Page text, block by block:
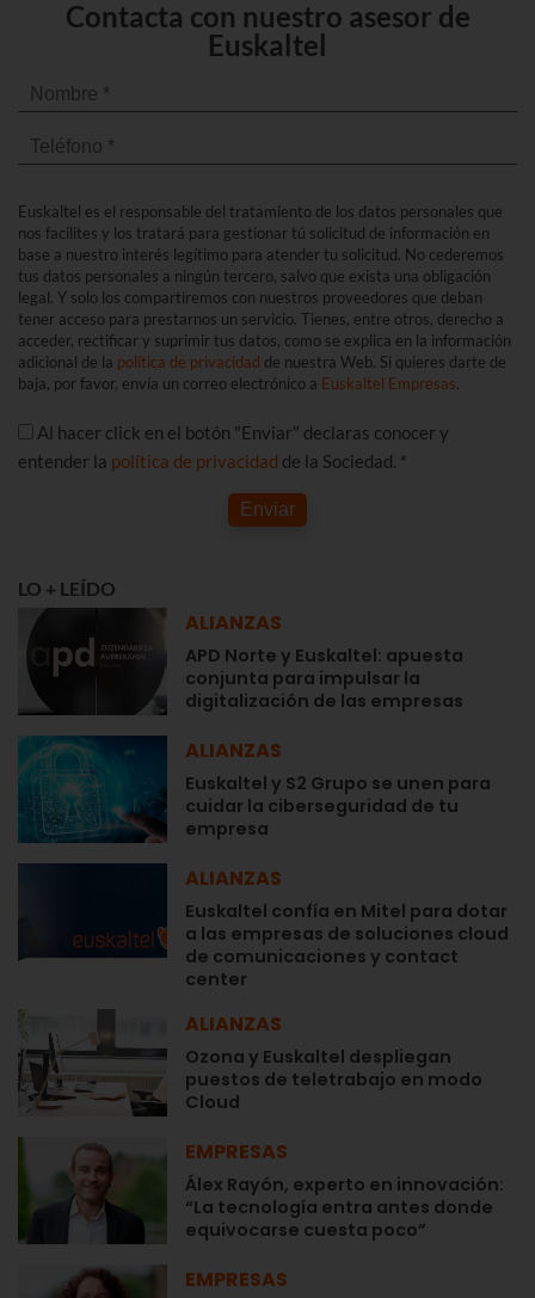
Contacta con nuestro asesor de
Euskaltel
Euskaltel es el responsable del tratamiento de los datos personales que
nos facilites y los tratará para gestionar tú solicitud de información en
base a nuestro interés legítimo para atender tu solicitud. No cederemos
tus datos personales a ningún tercero, salvo que exista una obligación
legal. Y solo los compartiremos con nuestros proveedores que deban
tener acceso para prestarnos un servicio. Tienes, entre otros, derecho a
acceder, rectificar y suprimir tus datos, como se explica en la información
adicional de la política de privacidad de nuestra Web. Si quieres darte de
baja, por favor, envía un correo electrónico a Euskaltel Empresas.
Al hacer click en el botón "Enviar" declaras conocer y
entender la política de privacidad de la Sociedad. *
Enviar
LO + LEÍDO
ALIANZAS
APD Norte y Euskaltel: apuesta
conjunta para impulsar la
digitalización de las empresas
ALIANZAS
Euskaltel y S2 Grupo se unen para
cuidar la ciberseguridad de tu
empresa
ALIANZAS
Euskaltel confía en Mitel para dotar
a las empresas de soluciones cloud
de comunicaciones y contact
center
ALIANZAS
Ozona y Euskaltel despliegan
puestos de teletrabajo en modo
Cloud
EMPRESAS
Álex Rayón, experto en innovación:
“La tecnología entra antes donde
equivocarse cuesta poco”
EMPRESAS